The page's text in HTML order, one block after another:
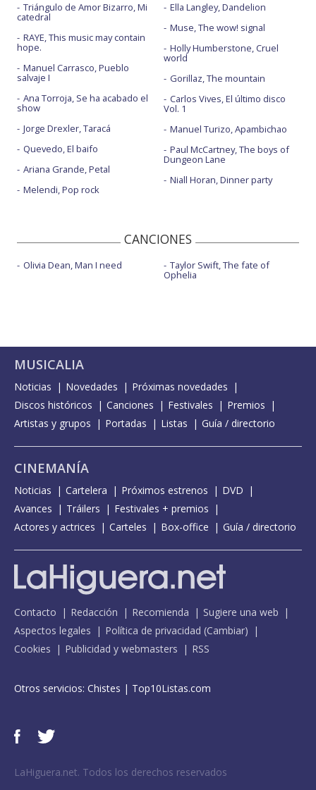
Triángulo de Amor Bizarro, Mi
catedral
RAYE, This music may contain
hope.
Manuel Carrasco, Pueblo
salvaje I
Ana Torroja, Se ha acabado el
show
Jorge Drexler, Taracá
Quevedo, El baifo
Ariana Grande, Petal
Melendi, Pop rock
Ella Langley, Dandelion
Muse, The wow! signal
Holly Humberstone, Cruel
world
Gorillaz, The mountain
Carlos Vives, El último disco
Vol. 1
Manuel Turizo, Apambichao
Paul McCartney, The boys of
Dungeon Lane
Niall Horan, Dinner party
CANCIONES
Olivia Dean, Man I need Taylor Swift, The fate of
Ophelia
MUSICALIA
Noticias Novedades
Próximas novedades
Discos históricos
Canciones Festivales
Premios
Artistas y grupos
Portadas Listas Guía / directorio
CINEMANÍA
Noticias Cartelera Próximos estrenos
DVD
Avances
Tráilers
Festivales + premios
Actores y actrices
Carteles Box-office Guía / directorio
Contacto Redacción Recomienda
Sugiere una web
Aspectos legales
Política de privacidad (Cambiar)
Cookies
Publicidad y webmasters RSS
Otros servicios: Chistes | Top10Listas.com
LaHiguera.net. Todos los derechos reservados